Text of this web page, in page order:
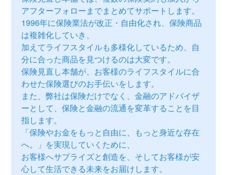
アフターフォローまでまとめてサポートします。
1996年に保険業法が改正・自由化され、保険商品
は複雑化していき、
加えてライフスタイルも多様化しているため、自
分に合った商品を見つけるのは大変です。
保険見直し本舗が、お客様のライフスタイルに合
わせた保険選びのお手伝いをします。
また、弊社は保険だけでなく、金融のアドバイザ
ーとして、保険と金融の流通を変革することを目
指します。
「保険やお金をもっと自由に、もっと身近な存在
へ。」を実現していくために、
お客様へサプライズと創造を、そしてお客様が安
心して生活できる未来をお届けします。